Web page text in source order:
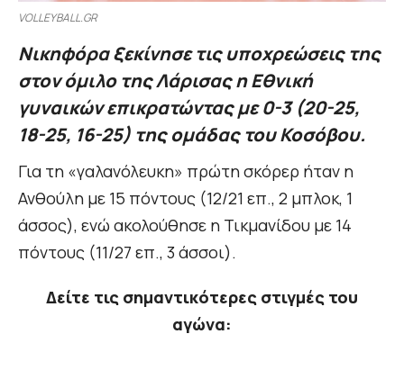
VOLLEYBALL.GR
Νικηφόρα ξεκίνησε τις υποχρεώσεις της
στον όμιλο της Λάρισας η Εθνική
γυναικών επικρατώντας με 0-3 (20-25,
18-25, 16-25) της ομάδας του Κοσόβου.
Για τη «γαλανόλευκη» πρώτη σκόρερ ήταν η
Ανθούλη με 15 πόντους (12/21 επ., 2 μπλοκ, 1
άσσος), ενώ ακολούθησε η Τικμανίδου με 14
πόντους (11/27 επ., 3 άσσοι).
Δείτε τις σημαντικότερες στιγμές του
αγώνα: